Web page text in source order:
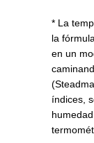
* La
la
en un
índices,